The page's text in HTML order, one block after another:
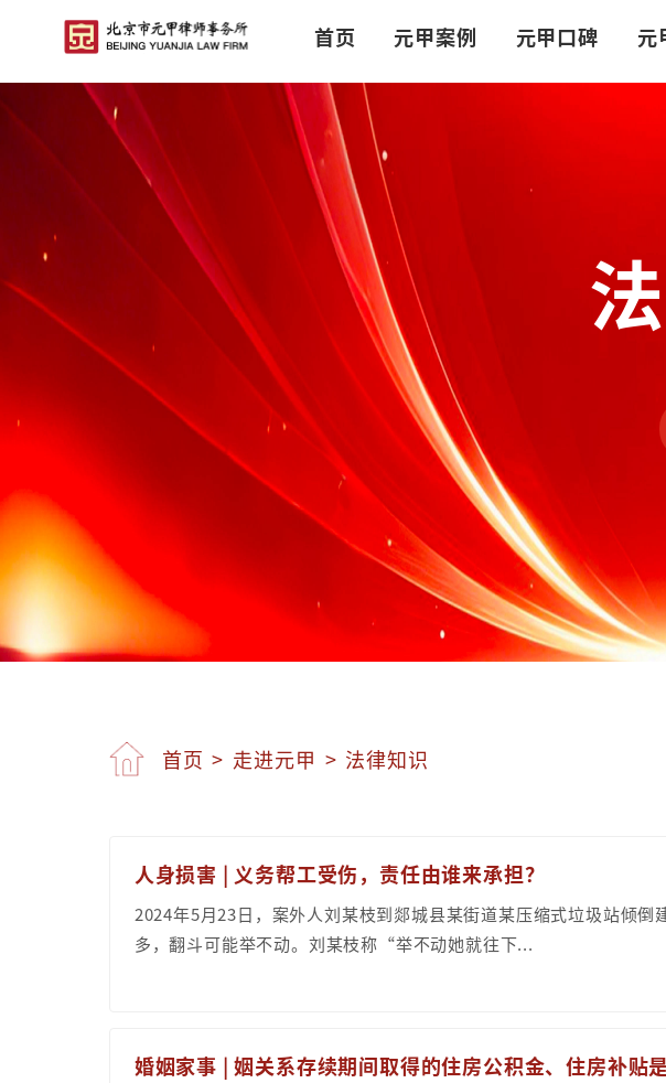
首页 元甲案例 元甲口碑 元
首页 > 走进元甲 > 法律知识
人身损害 | 义务帮工受伤，责任由谁来承担？
2024年5月23日，案外人刘某枝到郯城县某街道某压缩式垃圾站倾倒
多，翻斗可能举不动。刘某枝称“举不动她就往下...
婚姻家事 | 姻关系存续期间取得的住房公积金、住房补贴